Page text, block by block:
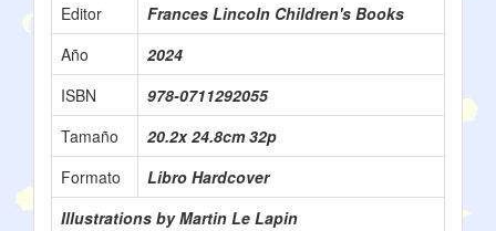
Editor
Frances Lincoln Children's Books
Año
2024
ISBN
978-0711292055
Tamaño
20.2x 24.8cm 32p
Formato
Libro Hardcover
Illustrations by Martin Le Lapin